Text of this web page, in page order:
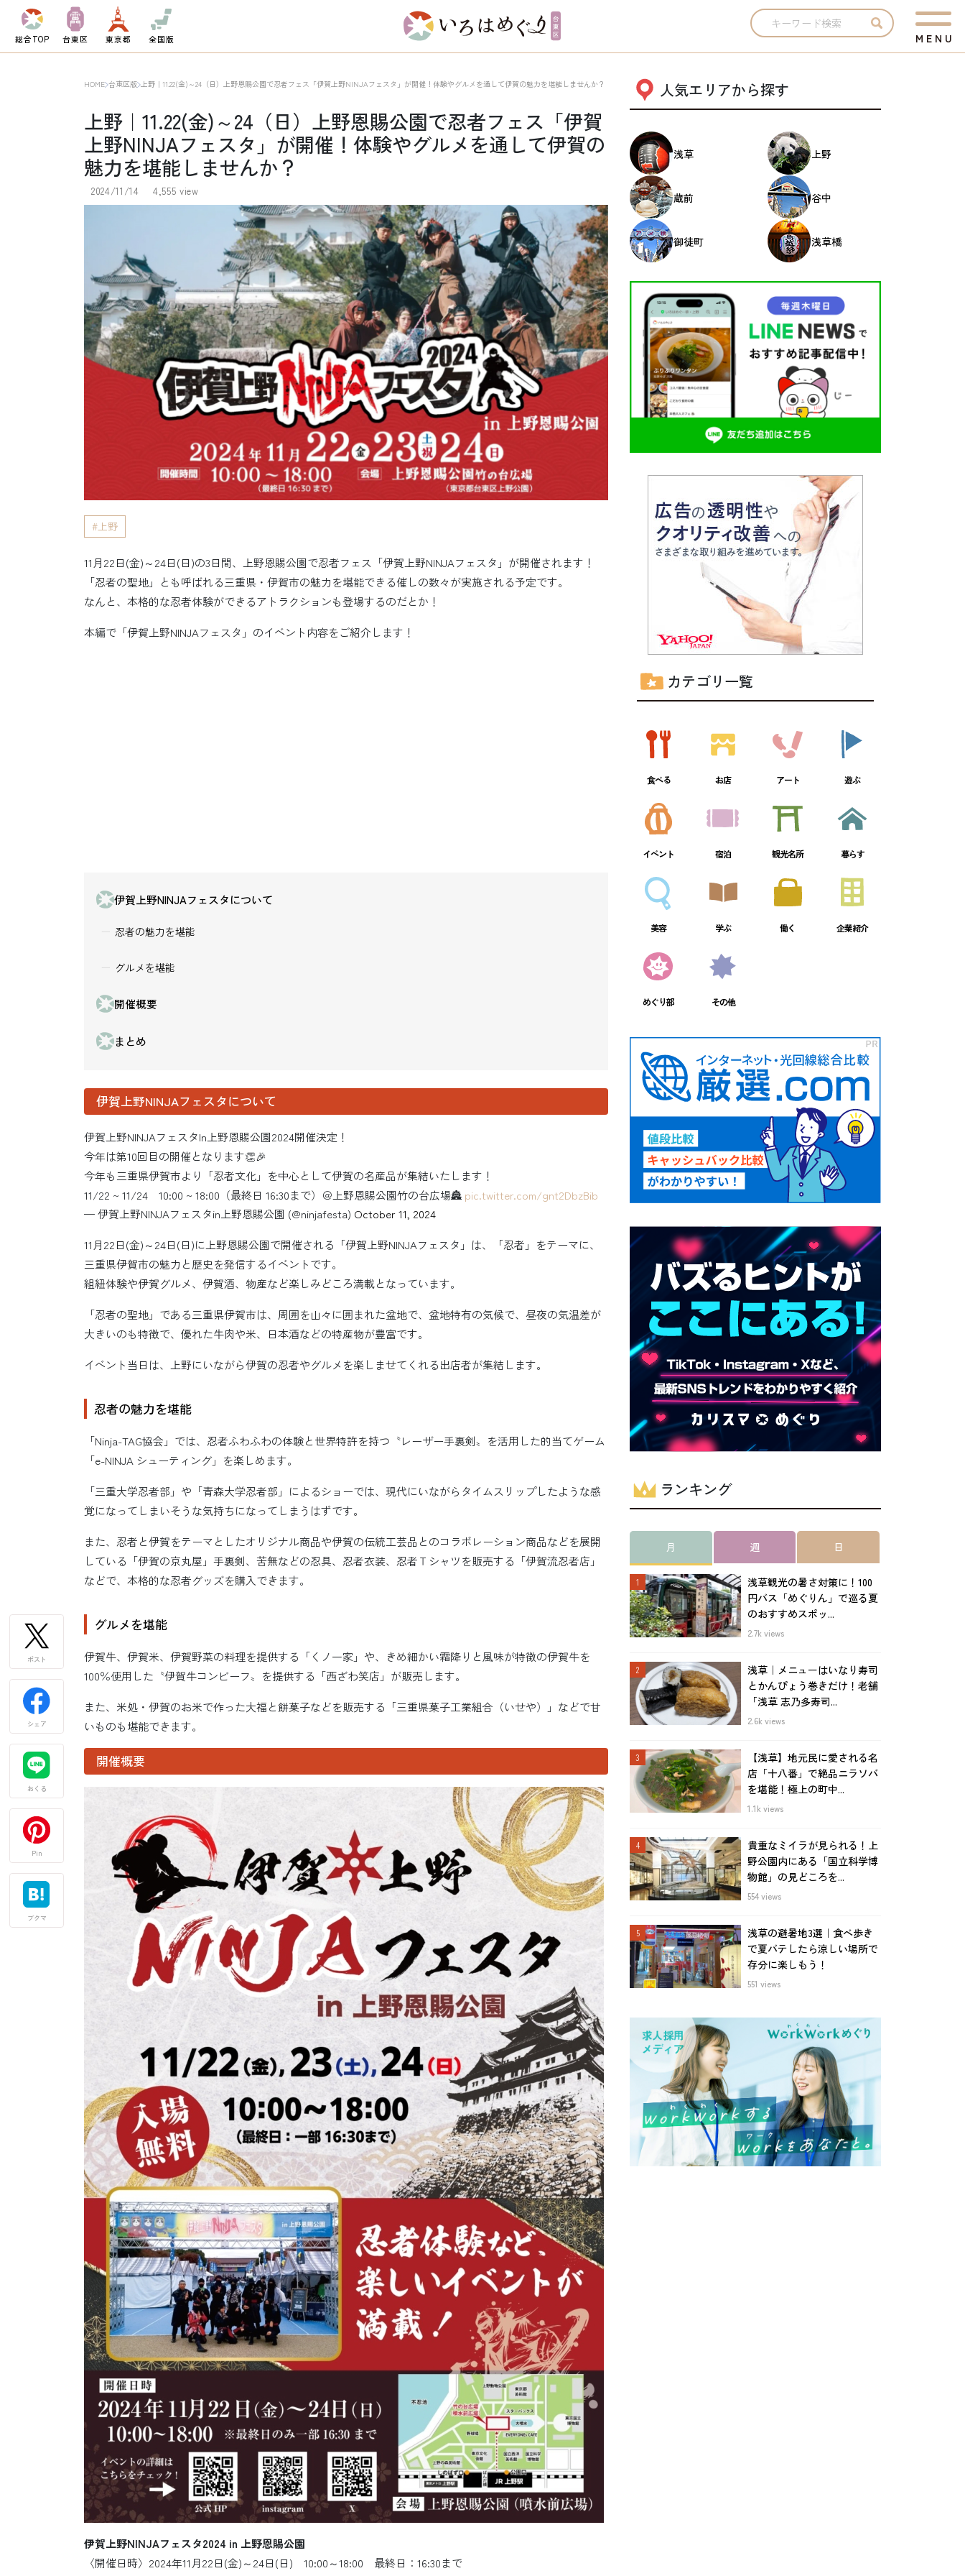
総合TOP 台東区 東京都 全国版 M E N U
HOME 台東区版 上野｜11.22(金)～24（日）上野恩賜公園で忍者フェス「伊賀上野NINJAフェスタ」が開催！体験やグルメを通して伊賀の魅力を堪能しませんか？
上野｜11.22(金)～24（日）上野恩賜公園で忍者フェス「伊賀
上野NINJAフェスタ」が開催！体験やグルメを通して伊賀の
魅力を堪能しませんか？
2024/11/14 4,555 view
上野
11月22日(金)～24日(日)の3日間、上野恩賜公園で忍者フェス「伊賀上野NINJAフェスタ」が開催されます！
「忍者の聖地」とも呼ばれる三重県・伊賀市の魅力を堪能できる催しの数々が実施される予定です。
なんと、本格的な忍者体験ができるアトラクションも登場するのだとか！
本編で「伊賀上野NINJAフェスタ」のイベント内容をご紹介します！
伊賀上野NINJAフェスタについて
忍者の魅力を堪能
グルメを堪能
開催概要
まとめ
伊賀上野NINJAフェスタについて
伊賀上野NINJAフェスタIn上野恩賜公園2024開催決定！
今年は第10回目の開催となります👏🎉
今年も三重県伊賀市より「忍者文化」を中心として伊賀の名産品が集結いたします！
11/22 ~ 11/24 10:00 ~ 18:00（最終日 16:30まで）＠上野恩賜公園竹の台広場🏯 pic.twitter.com/gnt2DbzBib
— 伊賀上野NINJAフェスタin上野恩賜公園 (@ninjafesta) October 11, 2024
11月22日(金)～24日(日)に上野恩賜公園で開催される「伊賀上野NINJAフェスタ」は、「忍者」をテーマに、
三重県伊賀市の魅力と歴史を発信するイベントです。
組紐体験や伊賀グルメ、伊賀酒、物産など楽しみどころ満載となっています。
「忍者の聖地」である三重県伊賀市は、周囲を山々に囲まれた盆地で、盆地特有の気候で、昼夜の気温差が
大きいのも特徴で、優れた牛肉や米、日本酒などの特産物が豊富です。
イベント当日は、上野にいながら伊賀の忍者やグルメを楽しませてくれる出店者が集結します。
忍者の魅力を堪能
「Ninja-TAG協会」では、忍者ふわふわの体験と世界特許を持つ〝レーザー手裏剣〟を活用した的当てゲーム
「e-NINJA シューティング」を楽しめます。
「三重大学忍者部」や「青森大学忍者部」によるショーでは、現代にいながらタイムスリップしたような感
覚になってしまいそうな気持ちになってしまうはずです。
また、忍者と伊賀をテーマとしたオリジナル商品や伊賀の伝統工芸品とのコラボレーション商品などを展開
している「伊賀の京丸屋」手裏剣、苦無などの忍具、忍者衣装、忍者Ｔシャツを販売する「伊賀流忍者店」
などで、本格的な忍者グッズを購入できます。
グルメを堪能
伊賀牛、伊賀米、伊賀野菜の料理を提供する「くノ一家」や、きめ細かい霜降りと風味が特徴の伊賀牛を
100％使用した〝伊賀牛コンビーフ〟を提供する「西ざわ笑店」が販売します。
また、米処・伊賀のお米で作った大福と餅菓子などを販売する「三重県菓子工業組合（いせや）」などで甘
いものも堪能できます。
開催概要
伊賀上野NINJAフェスタ2024 in 上野恩賜公園
〈開催日時〉2024年11月22日(金)～24日(日) 10:00～18:00 最終日：16:30まで
人気エリアから探す
浅草 上野
蔵前 谷中
御徒町 浅草橋
カテゴリ一覧
食べる お店 アート 遊ぶ
イベント 宿泊 観光名所 暮らす
美容 学ぶ 働く 企業紹介
めぐり部 その他
ランキング
月 週 日
浅草観光の暑さ対策に！100
円バス「めぐりん」で巡る夏
のおすすめスポッ...
2.7k views
浅草｜メニューはいなり寿司
とかんぴょう巻きだけ！老舗
「浅草 志乃多寿司...
2.6k views
【浅草】地元民に愛される名
店「十八番」で絶品ニラソバ
を堪能！極上の町中...
1.1k views
貴重なミイラが見られる！上
野公園内にある「国立科学博
物館」の見どころを...
554 views
浅草の避暑地3選｜食べ歩き
で夏バテしたら涼しい場所で
存分に楽しもう！
551 views
ポスト
シェア
おくる
Pin
ブクマ